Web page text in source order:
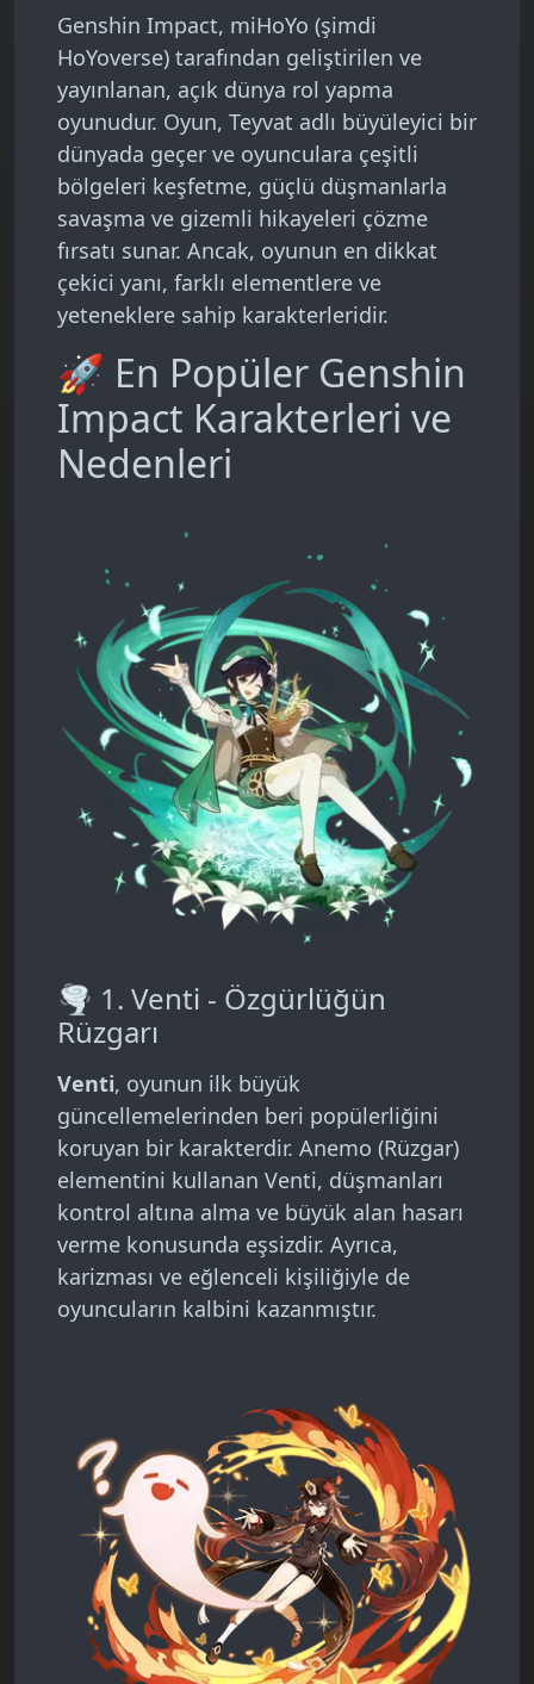
Genshin Impact, miHoYo (şimdi
HoYoverse) tarafından geliştirilen ve
yayınlanan, açık dünya rol yapma
oyunudur. Oyun, Teyvat adlı büyüleyici bir
dünyada geçer ve oyunculara çeşitli
bölgeleri keşfetme, güçlü düşmanlarla
savaşma ve gizemli hikayeleri çözme
fırsatı sunar. Ancak, oyunun en dikkat
çekici yanı, farklı elementlere ve
yeteneklere sahip karakterleridir.
🚀 En Popüler Genshin
Impact Karakterleri ve
Nedenleri
🌪️ 1. Venti - Özgürlüğün
Rüzgarı
Venti, oyunun ilk büyük
güncellemelerinden beri popülerliğini
koruyan bir karakterdir. Anemo (Rüzgar)
elementini kullanan Venti, düşmanları
kontrol altına alma ve büyük alan hasarı
verme konusunda eşsizdir. Ayrıca,
karizması ve eğlenceli kişiliğiyle de
oyuncuların kalbini kazanmıştır.